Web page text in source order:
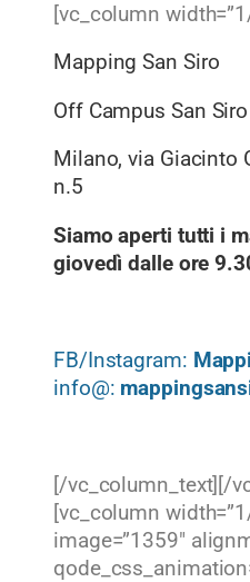
[vc_column
Mapping San Siro
Off Campus San Siro
Milano,via Giacinto
n.5
Siamo aperti tutti i
giovedì dalle ore
FB/Instagram:
info@:
[/vc_column_text][/
[vc_column
image=”1359″